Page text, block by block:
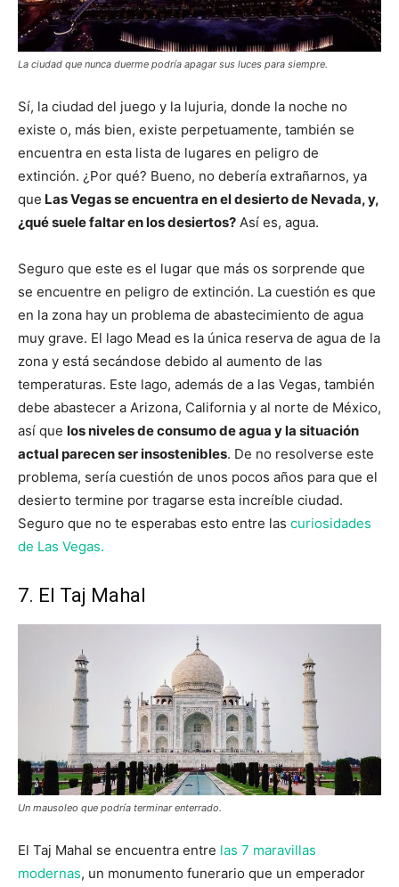
La ciudad que nunca duerme podría apagar sus luces para siempre.
Sí, la ciudad del juego y la lujuria, donde la noche no
existe o, más bien, existe perpetuamente, también se
encuentra en esta lista de lugares en peligro de
extinción. ¿Por qué? Bueno, no debería extrañarnos, ya
que Las Vegas se encuentra en el desierto de Nevada, y,
¿qué suele faltar en los desiertos? Así es, agua.
Seguro que este es el lugar que más os sorprende que
se encuentre en peligro de extinción. La cuestión es que
en la zona hay un problema de abastecimiento de agua
muy grave. El lago Mead es la única reserva de agua de la
zona y está secándose debido al aumento de las
temperaturas. Este lago, además de a las Vegas, también
debe abastecer a Arizona, California y al norte de México,
así que los niveles de consumo de agua y la situación
actual parecen ser insostenibles. De no resolverse este
problema, sería cuestión de unos pocos años para que el
desierto termine por tragarse esta increíble ciudad.
Seguro que no te esperabas esto entre las curiosidades
de Las Vegas.
7. El Taj Mahal
Un mausoleo que podría terminar enterrado.
El Taj Mahal se encuentra entre las 7 maravillas
modernas, un monumento funerario que un emperador